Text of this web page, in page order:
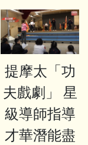
提摩太「功
夫戲劇」 星
級導師指導
才華潛能盡